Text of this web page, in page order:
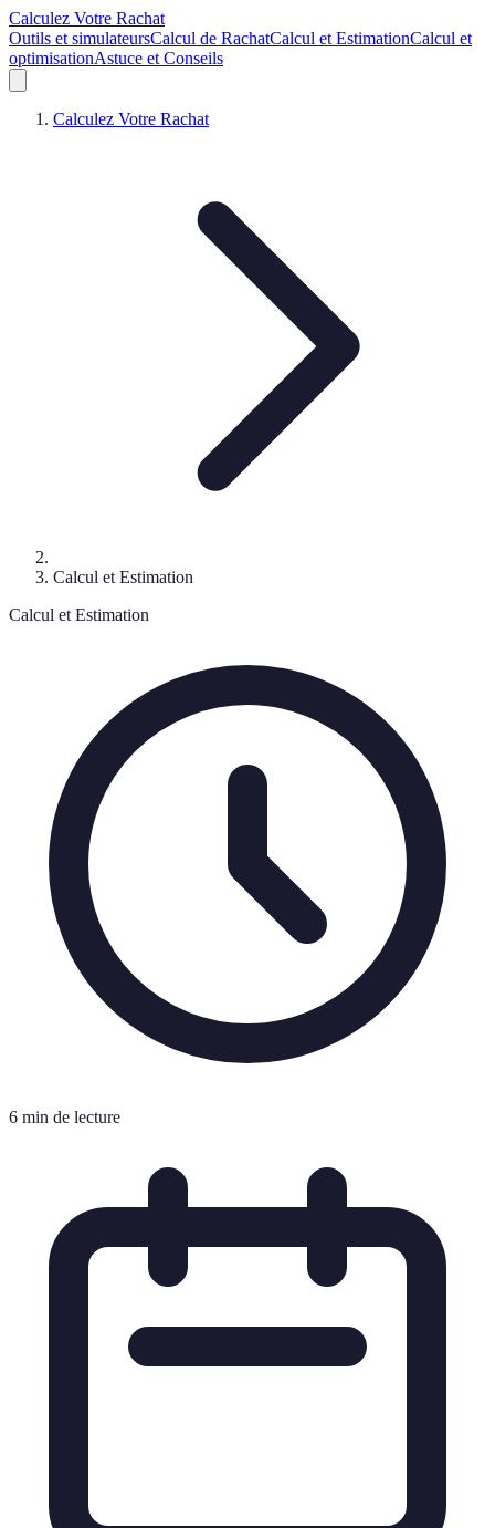
Calculez Votre Rachat
Outils et simulateursCalcul de RachatCalcul et EstimationCalcul et
optimisationAstuce et Conseils
Calculez Votre Rachat
Calcul et Estimation
Calcul et Estimation
6 min de lecture